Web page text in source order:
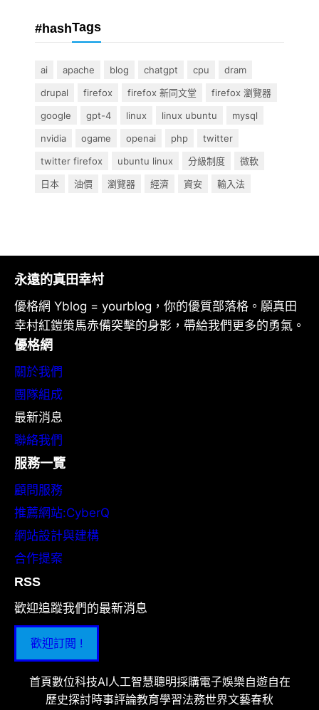
#hashTags
ai apache blog chatgpt cpu
dram
drupal
firefox firefox 新同文堂
firefox 瀏覽器
google
gpt-4 linux linux ubuntu
mysql
nvidia
ogame openai php
twitter
twitter firefox
ubuntu linux 分級制度
微軟
日本
油價 瀏覽器 經濟 資安 輸入法
永遠的真田幸村
優格網 Yblog = yourblog，你的優質部落格。願真田
幸村紅鎧策馬赤備突擊的身影，帶給我們更多的勇氣。
優格網
關於我們
團隊組成
最新消息
聯絡我們
服務一覽
顧問服務
推薦網站:CyberQ
網站設計與建構
合作提案
RSS
歡迎追蹤我們的最新消息
歡迎訂閱 !
首頁數位科技AI人工智慧聰明採購電子娛樂自遊自在
歷史探討時事評論教育學習法務世界文藝春秋